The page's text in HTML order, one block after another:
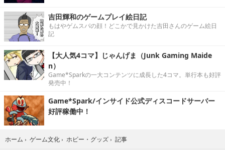
吉田輝和のゲームプレイ絵日記
もはやゲムスパの顔！どこかで見かけた吉田さんのゲーム絵日
記
【大人気4コマ】じゃんげま（Junk Gaming Maide
n）
Game*Sparkの一大コンテンツに成長した4コマ。単行本も好評
発売中！
Game*Spark/インサイド公式ディスコードサーバー
好評稼働中！
ホーム › ゲーム文化 › ホビー・グッズ › 記事